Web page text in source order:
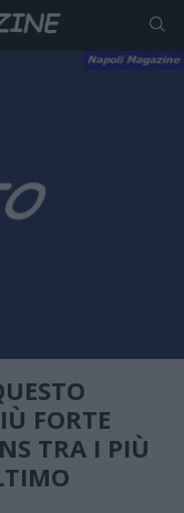
FORTE
TRA I PIÙ